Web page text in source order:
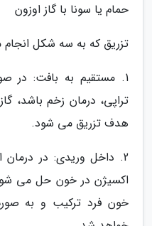
حمام یا سونا با گاز اوزون
تزریق که به سه شکل
1. مستقیم به بافت: در
تراپی، درمان زخم باشد،
هدف تزریق می شود.
2. داخل وریدی: در درمان
اکسیژن در خون حل می
خون فرد ترکیب و به